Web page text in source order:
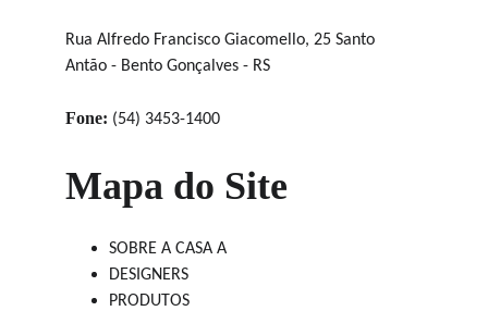
Rua Alfredo Francisco Giacomello, 25 Santo
Antão - Bento Gonçalves - RS
Fone: (54) 3453-1400
Mapa do Site
SOBRE A CASA A
DESIGNERS
PRODUTOS